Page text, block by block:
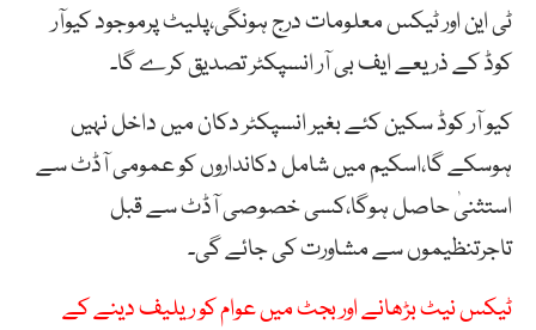
ٹی این اور ٹیکس معلومات درج ہونگی،پلیٹ پرموجود کیوآر
کوڈ کے ذریعے ایف بی آر انسپکٹر تصدیق کرے گا۔
کیو آر کوڈ سکین کئے بغیر انسپکٹر دکان میں داخل نہیں
ہوسکے گا،اسکیم میں شامل دکانداروں کو عمومی آڈٹ سے
استثنیٰ حاصل ہوگا،کسی خصوصی آڈٹ سے قبل
تاجرتنظیموں سے مشاورت کی جائے گی۔
ٹیکس نیٹ بڑھانے اور بجٹ میں عوام کو ریلیف دینے کے